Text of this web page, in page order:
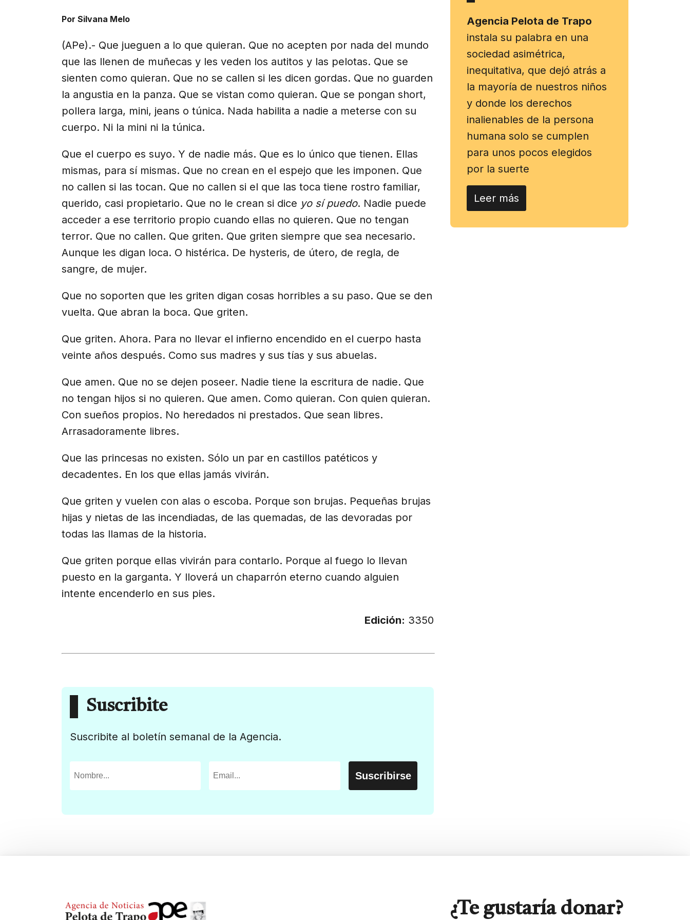
(Twitter)
Por Silvana Melo
(APe).- Que jueguen a lo que quieran. Que no acepten por nada del mundo
que las llenen de muñecas y les veden los autitos y las pelotas. Que se
sienten como quieran. Que no se callen si les dicen gordas. Que no guarden
la angustia en la panza. Que se vistan como quieran. Que se pongan short,
pollera larga, mini, jeans o túnica. Nada habilita a nadie a meterse con su
cuerpo. Ni la mini ni la túnica.
Que el cuerpo es suyo. Y de nadie más. Que es lo único que tienen. Ellas
mismas, para sí mismas. Que no crean en el espejo que les imponen. Que
no callen si las tocan. Que no callen si el que las toca tiene rostro familiar,
querido, casi propietario. Que no le crean si dice yo sí puedo. Nadie puede
acceder a ese territorio propio cuando ellas no quieren. Que no tengan
terror. Que no callen. Que griten. Que griten siempre que sea necesario.
Aunque les digan loca. O histérica. De hysteris, de útero, de regla, de
sangre, de mujer.
Que no soporten que les griten digan cosas horribles a su paso. Que se den
vuelta. Que abran la boca. Que griten.
Que griten. Ahora. Para no llevar el infierno encendido en el cuerpo hasta
veinte años después. Como sus madres y sus tías y sus abuelas.
Que amen. Que no se dejen poseer. Nadie tiene la escritura de nadie. Que
no tengan hijos si no quieren. Que amen. Como quieran. Con quien quieran.
Con sueños propios. No heredados ni prestados. Que sean libres.
Arrasadoramente libres.
Que las princesas no existen. Sólo un par en castillos patéticos y
decadentes. En los que ellas jamás vivirán.
Que griten y vuelen con alas o escoba. Porque son brujas. Pequeñas brujas
hijas y nietas de las incendiadas, de las quemadas, de las devoradas por
todas las llamas de la historia.
Que griten porque ellas vivirán para contarlo. Porque al fuego lo llevan
puesto en la garganta. Y lloverá un chaparrón eterno cuando alguien
intente encenderlo en sus pies.
Edición: 3350
Suscribite
Suscribite al boletín semanal de la Agencia.
Agencia Pelota de Trapo
instala su palabra en una
sociedad asimétrica,
inequitativa, que dejó atrás a
la mayoría de nuestros niños
y donde los derechos
inalienables de la persona
humana solo se cumplen
para unos pocos elegidos
por la suerte
Leer más
¿Te gustaría donar?